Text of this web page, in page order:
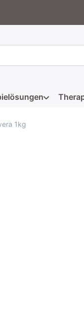
Während Sie
1kg